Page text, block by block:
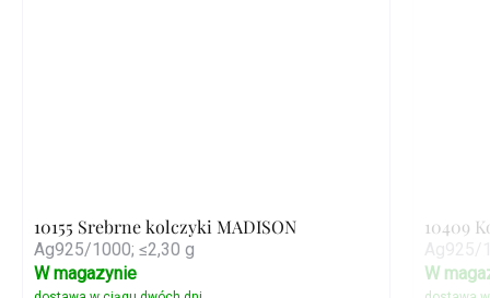
10155 Srebrne kolczyki MADISON
Ag925/1000; ≤2,30 g
W magazynie
10409
W